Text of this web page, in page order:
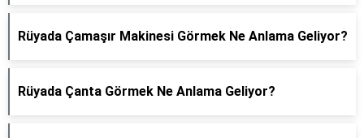
Rüyada Çamaşır Makinesi Görmek Ne Anlama Geliyor?
Rüyada Çanta Görmek Ne Anlama Geliyor?